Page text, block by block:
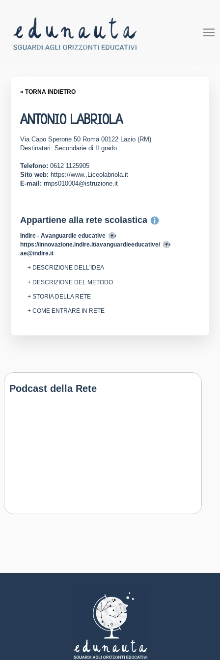
« TORNA INDIETRO
ANTONIO LABRIOLA
Via Capo Sperone 50 Roma 00122 Lazio (RM)
Destinatari: Secondarie di II grado
Telefono: 0612 1125905
Sito web: https://www.,Liceolabriola.it
E-mail: rmps010004@istruzione.it
Appartiene alla rete scolastica
Indire - Avanguardie educative
https://innovazione.indire.it/avanguardieeducative/
ae@indire.it
+ DESCRIZIONE DELL'IDEA
+ DESCRIZIONE DEL METODO
+ STORIA DELLA RETE
+ COME ENTRARE IN RETE
Podcast della Rete